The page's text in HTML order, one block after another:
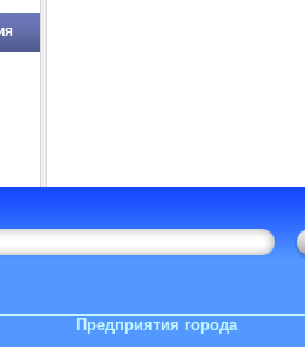
Предприятия города